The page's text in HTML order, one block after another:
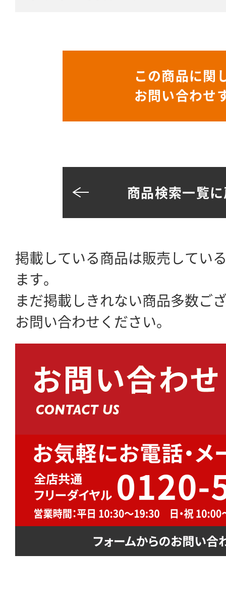
この商品に関
お問い合わせ
商品検索一覧
掲載している商品は販売してい
ます。
まだ掲載しきれない商品多数ご
お問い合わせください。